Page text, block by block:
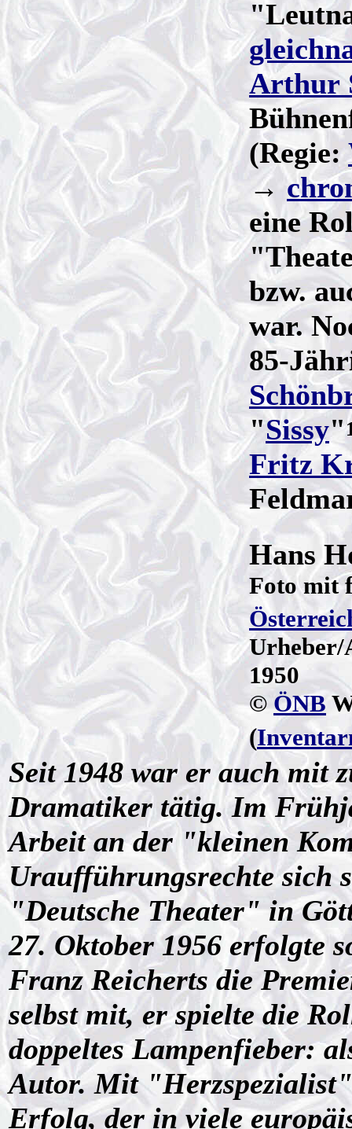
Arthur
(Regie:
→
eine
bzw.
war.
85-
"Sissy"
Fritz
Hans
Foto mit
Urheber/
1950
©ÖNB
(
Seit 1948 war er auch mit
Dramatiker tätig. Im
Arbeit an der "kleinen
Uraufführungsrechte sich
"Deutsche Theater" in
27. Oktober 1956 erfolgte
Franz Reicherts die
selbst mit, er spielte die
doppeltes Lampenfieber:
Autor. Mit
Erfolg, der in viele